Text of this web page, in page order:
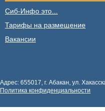
Сиб-Инфо это...
Тарифы на размещение
Вакансии
Адрес: 655017, г. Абакан, ул.
Политика конфиденциальности